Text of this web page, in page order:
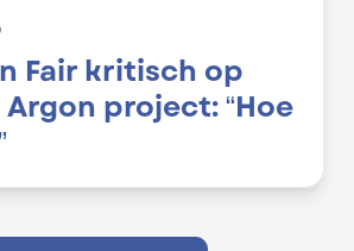
Fair kritisch op
project: “Hoe